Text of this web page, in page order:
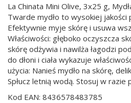
La Chinata Mini Olive, 3x25 g,
Twarde mydło to wysokiej jakości
Efektywnie myje skórę i usuwa
Właściwości: głęboko oczyszcza
skórę odżywia i nawilża łagodzi
do dłoni i ciała wykazuje
użycia: Nanieś mydło na skórę,
Spłucz letnią wodą. Stosuj w razie
Kod EAN: 8436578483785